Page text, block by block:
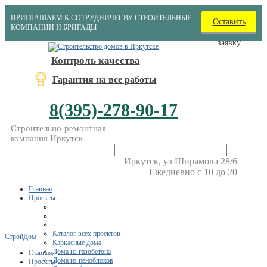
ПРИГЛАШАЕМ К СОТРУДНИЧЕСВУ СТРОИТЕЛЬНЫЕ
КОМПАНИИ И БРИГАДЫ
Оставить
заявку
Контроль качества
Гарантия на все работы
8(395)-278-90-17
Строительно-ремонтная
компания Иркутск
Иркутск, ул Ширямова 28/6
Ежедневно с 10 до 20
Главная
Проекты
Каталог всех проектов
Каркасные дома
Дома из газобетона
Дома из пеноблоков
СтройДом
Главная
Проекты